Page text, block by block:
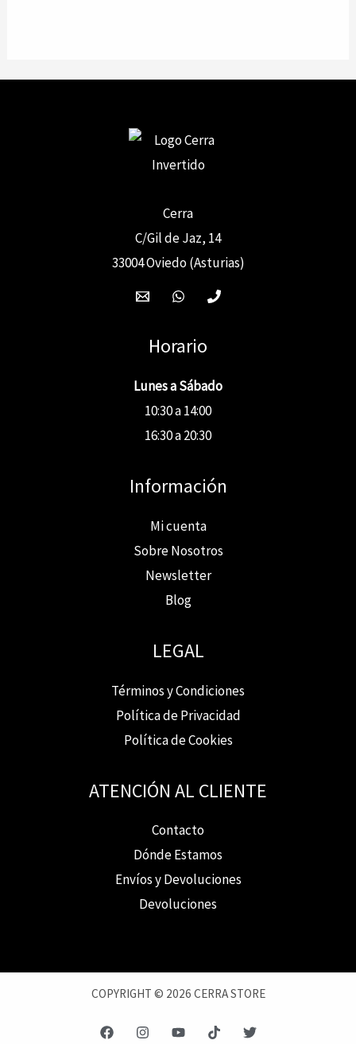
Cerra
C/Gil de Jaz, 14
33004 Oviedo (Asturias)
Horario
Lunes a Sábado
10:30 a 14:00
16:30 a 20:30
Información
Mi cuenta
Sobre Nosotros
Newsletter
Blog
LEGAL
Términos y Condiciones
Política de Privacidad
Política de Cookies
ATENCIÓN AL CLIENTE
Contacto
Dónde Estamos
Envíos y Devoluciones
Devoluciones
COPYRIGHT © 2026 CERRA STORE